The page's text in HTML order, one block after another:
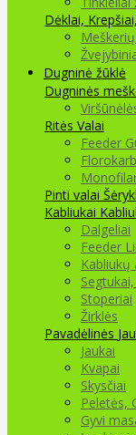
Dėklai,
Dugninė žūklė
Dugninės
Ritės Valai
Feeder
Pinti valai
Kabliukai
Dalgeliai
Feeder
Kabliukų
Stoperiai
Žirklės
Pavadėlinės
Jaukai
Kvapai
Skysčiai
Peletės,
Gyvi